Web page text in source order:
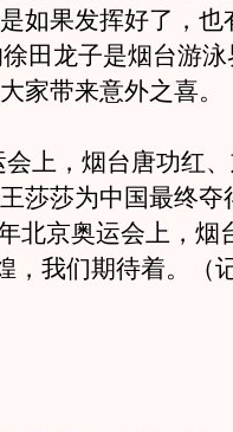
如果发挥好了，也
田龙子是烟台游
家带来意外之喜。
，烟台唐功红、
莎莎为中国最终夺
北京奥运会上，烟
，我们期待着。（